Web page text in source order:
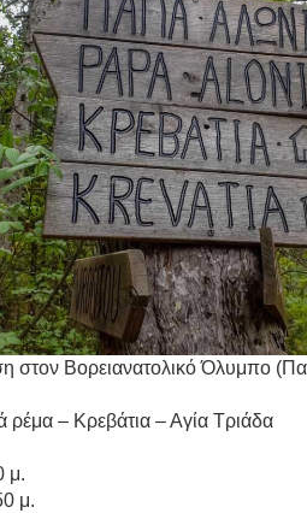
στον Βορειανατολικό Όλυμπο
– Κρεβάτια – Αγία Τριάδα
μ.
μ.